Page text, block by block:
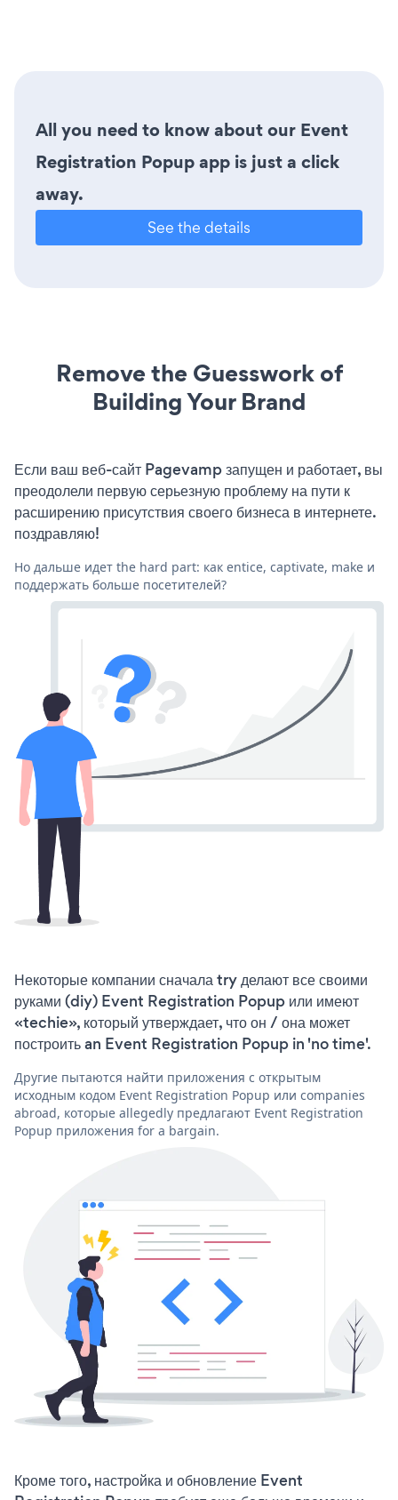
All you need to know about our Event
Registration Popup app is just a click
away.
See the details
Remove the Guesswork of
Building Your Brand
Если ваш веб-сайт Pagevamp запущен и работает, вы
преодолели первую серьезную проблему на пути к
расширению присутствия своего бизнеса в интернете.
поздравляю!
Но дальше идет the hard part: как entice, captivate, make и
поддержать больше посетителей?
Некоторые компании сначала try делают все своими
руками (diy) Event Registration Popup или имеют
«techie», который утверждает, что он / она может
построить an Event Registration Popup in 'no time'.
Другие пытаются найти приложения с открытым
исходным кодом Event Registration Popup или companies
abroad, которые allegedly предлагают Event Registration
Popup приложения for a bargain.
Кроме того, настройка и обновление Event